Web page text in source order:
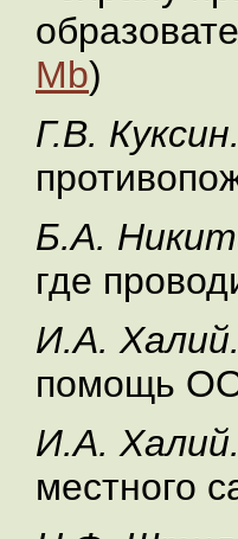
Mb)
Г.В. Куксин.
Б.А.
где
И.А. Халий.
помощь
И.А. Халий.
местного